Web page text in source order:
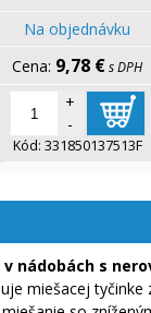
Na objednávku
9,78 €s DPH
+
-
Kód: 331850137513F
v nádobách s
miešacej tyčinke